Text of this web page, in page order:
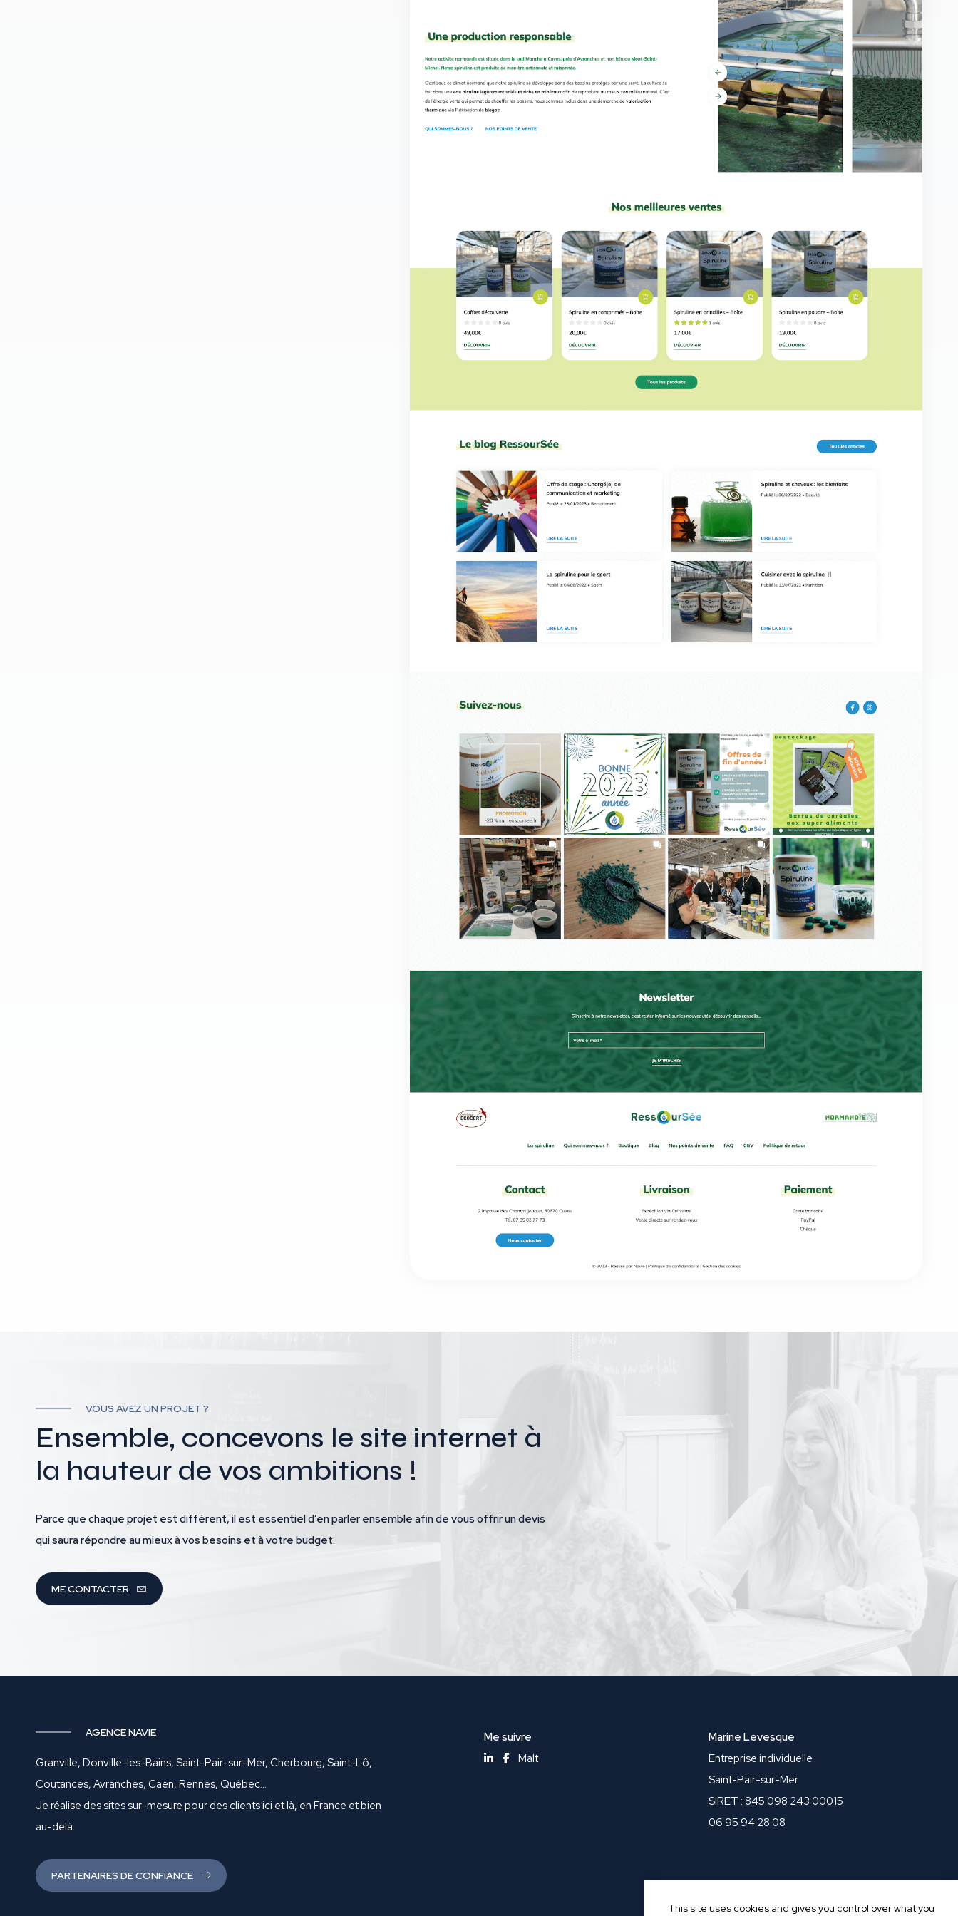
VOUS AVEZ UN PROJET ?
Ensemble, concevons le site internet à
la hauteur de vos ambitions !
Parce que chaque projet est différent, il est essentiel d’en parler ensemble afin de vous offrir un devis
qui saura répondre au mieux à vos besoins et à votre budget.
ME CONTACTER
AGENCE NAVIE
Granville, Donville-les-Bains, Saint-Pair-sur-Mer, Cherbourg, Saint-Lô,
Coutances, Avranches, Caen, Rennes, Québec…
Je réalise des sites sur-mesure pour des clients ici et là, en France et bien
au-delà.
PARTENAIRES DE CONFIANCE
Me suivre
Malt
Marine Levesque
Entreprise individuelle
Saint-Pair-sur-Mer
SIRET : 845 098 243 00015
06 95 94 28 08
This site uses cookies and gives you control over what you